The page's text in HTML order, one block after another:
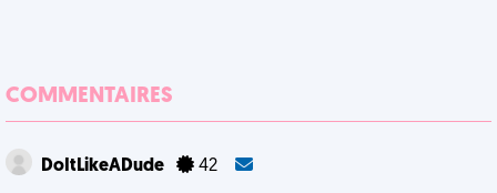
COMMENTAIRES
DoItLikeADude 42